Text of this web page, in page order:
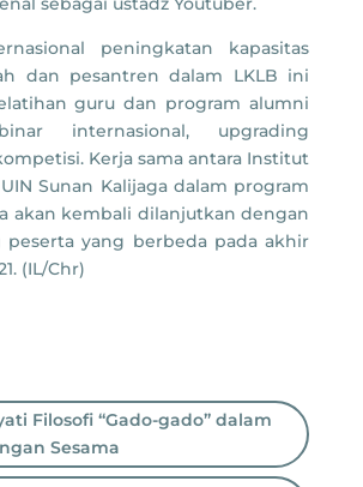
peningkatan kapasitas
dan pesantren dalam LKLB ini
guru dan program alumni
internasional, upgrading
Kerja sama antara Institut
Sunan Kalijaga dalam program
akan kembali dilanjutkan dengan
peserta yang berbeda pada akhir
(IL/Chr)
Filosofi “Gado-gado” dalam
Sesama